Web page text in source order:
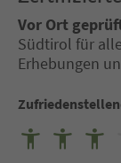
Vor Ort
Südtirol für
Erhebungen